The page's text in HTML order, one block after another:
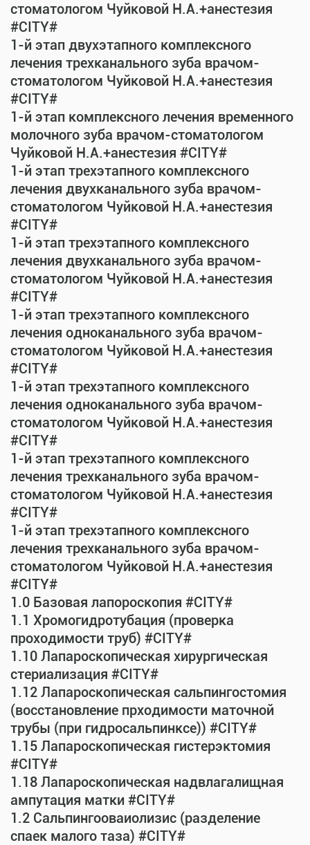
стоматологом Чуйковой Н.А.+анестезия
#CITY#
1-й этап двухэтапного комплексного
лечения трехканального зуба врачом-
стоматологом Чуйковой Н.А.+анестезия
#CITY#
1-й этап комплексного лечения временного
молочного зуба врачом-стоматологом
Чуйковой Н.А.+анестезия #CITY#
1-й этап трехэтапного комплексного
лечения двухканального зуба врачом-
стоматологом Чуйковой Н.А.+анестезия
#CITY#
1-й этап трехэтапного комплексного
лечения двухканального зуба врачом-
стоматологом Чуйковой Н.А.+анестезия
#CITY#
1-й этап трехэтапного комплексного
лечения одноканального зуба врачом-
стоматологом Чуйковой Н.А.+анестезия
#CITY#
1-й этап трехэтапного комплексного
лечения одноканального зуба врачом-
стоматологом Чуйковой Н.А.+анестезия
#CITY#
1-й этап трехэтапного комплексного
лечения трехканального зуба врачом-
стоматологом Чуйковой Н.А.+анестезия
#CITY#
1-й этап трехэтапного комплексного
лечения трехканального зуба врачом-
стоматологом Чуйковой Н.А.+анестезия
#CITY#
1.0 Базовая лапороскопия #CITY#
1.1 Хромогидротубация (проверка
проходимости труб) #CITY#
1.10 Лапароскопическая хирургическая
стериализация #CITY#
1.12 Лапароскопическая сальпингостомия
(восстановление прходимости маточной
трубы (при гидросальпинксе)) #CITY#
1.15 Лапароскопическая гистерэктомия
#CITY#
1.18 Лапароскопическая надвлагалищная
ампутация матки #CITY#
1.2 Сальпингооваиолизис (разделение
спаек малого таза) #CITY#